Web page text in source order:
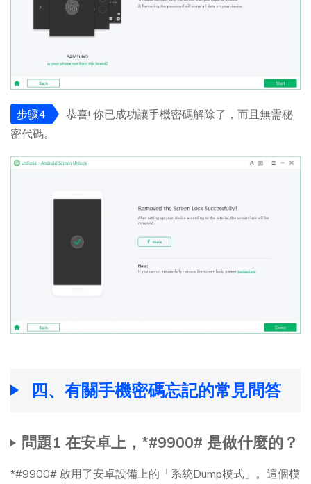
步骤4
恭喜! 你已成功讓手機密碼解除了，而且無需秘
密代碼。
四、有關手機密碼忘記的常見問答
問題1 在安卓上，*#9900# 是做什麼的？
*#9900# 啟用了安卓設備上的「系統Dump模式」。這個模